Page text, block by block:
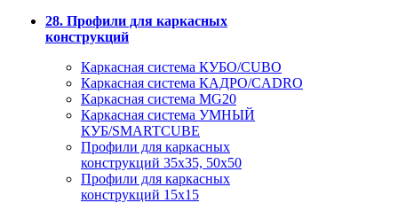
28. Профили для каркасных
конструкций
Каркасная система КУБО/CUBO
Каркасная система КАДРО/CADRO
Каркасная система MG20
Каркасная система УМНЫЙ
КУБ/SMARTCUBE
Профили для каркасных
конструкций 35x35, 50x50
Профили для каркасных
конструкций 15х15